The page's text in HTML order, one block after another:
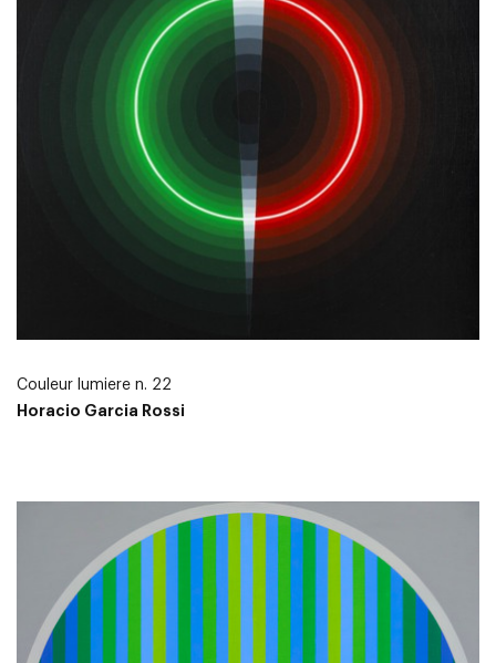
Couleur lumiere n. 22
Horacio Garcia Rossi